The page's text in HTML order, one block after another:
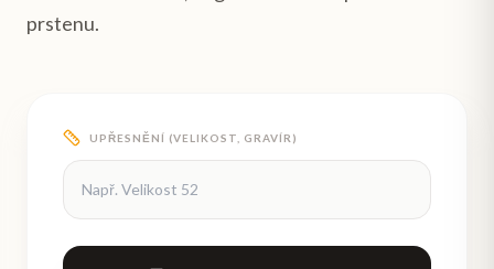
prstenu.
UPŘESNĚNÍ (VELIKOST, GRAVÍR)